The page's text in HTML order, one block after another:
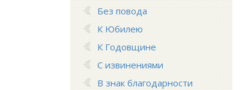
Без повода
К Юбилею
К Годовщине
С извинениями
В знак благодарности